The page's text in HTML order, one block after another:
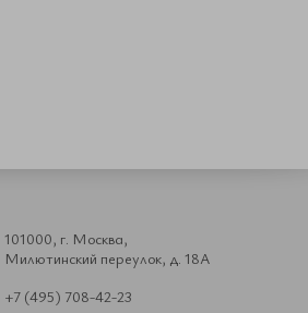
101000, г. Москва,
Милютинский переулок, д. 18А
+7 (495) 708-42-23